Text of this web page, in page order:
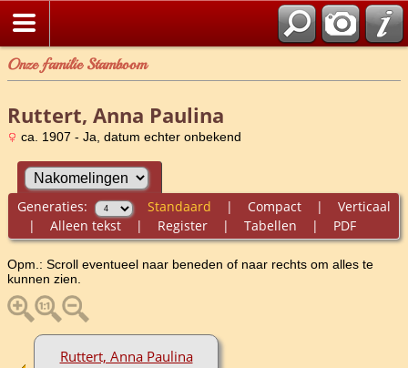
Onze familie Stamboom
Ruttert, Anna Paulina
ca. 1907 - Ja, datum echter onbekend
Generaties: Standaard | Compact| Verticaal
| Alleen tekst| Register| Tabellen | PDF
Opm.: Scroll eventueel naar beneden of naar rechts om alles te
kunnen zien.
Ruttert, Anna Paulina